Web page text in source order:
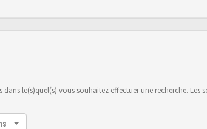
dans le(s)quel(s) vous souhaitez effectuer une recherche.